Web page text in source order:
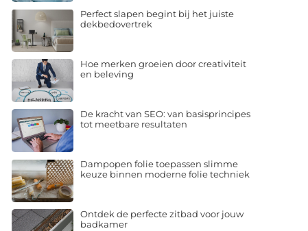
Perfect slapen begint bij het juiste
dekbedovertrek
Hoe merken groeien door creativiteit
en beleving
De kracht van SEO: van basisprincipes
tot meetbare resultaten
Dampopen folie toepassen slimme
keuze binnen moderne folie techniek
Ontdek de perfecte zitbad voor jouw
badkamer